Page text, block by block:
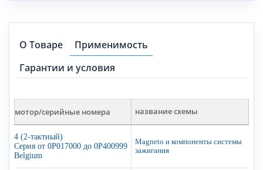
О Товаре
Применимость
Гарантии и условия
мотор/серийные номера название схемы
4 (2-тактный)
Серия от 0P017000 до 0P400999
Belgium
Magneto и компоненты системы
зажигания